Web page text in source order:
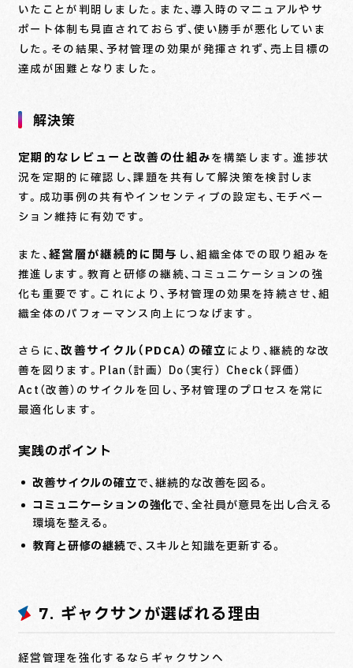
いたことが判明しました。また、導入時のマニュアルやサ
ポート体制も見直されておらず、使い勝手が悪化していま
した。その結果、予材管理の効果が発揮されず、売上目標の
達成が困難となりました。
解決策
定期的なレビューと改善の仕組みを構築します。進捗状
況を定期的に確認し、課題を共有して解決策を検討しま
す。成功事例の共有やインセンティブの設定も、モチベー
ション維持に有効です。
また、経営層が継続的に関与 し、組織全体での取り組みを
推進します。教育と研修の継続、コミュニケーションの強
化も重要です。これにより、予材管理の効果を持続させ、組
織全体のパフォーマンス向上につなげます。
さらに、改善サイクル（PDCA）の確立 により、継続的な改
善を図ります。Plan（計画）→ Do（実行）→ Check（評価）→
Act（改善）のサイクルを回し、予材管理のプロセスを常に
最適化します。
実践のポイント
改善サイクルの確立で、継続的な改善を図る。
コミュニケーションの強化で、全社員が意見を出し合える
環境を整える。
教育と研修の継続で、スキルと知識を更新する。
7. ギャクサンが選ばれる理由
経営管理を強化するならギャクサンへ